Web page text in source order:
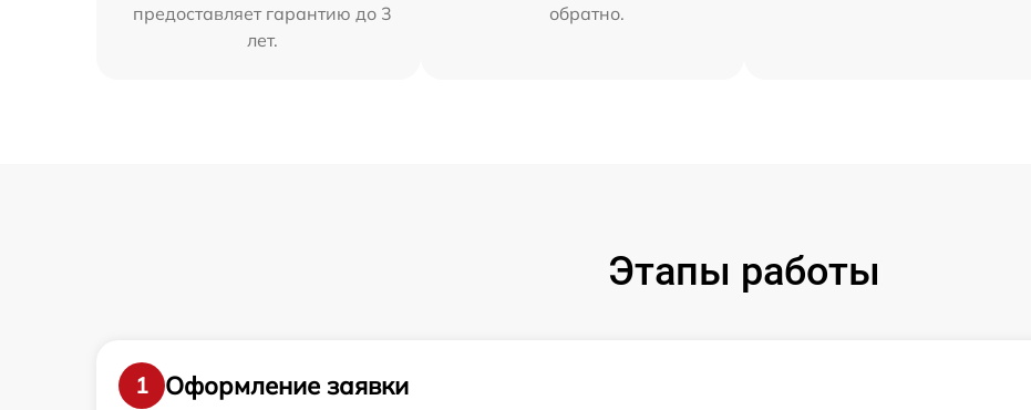
предоставляет гарантию до 3
лет.
обратно.
Этапы работы
1
Оформление заявки